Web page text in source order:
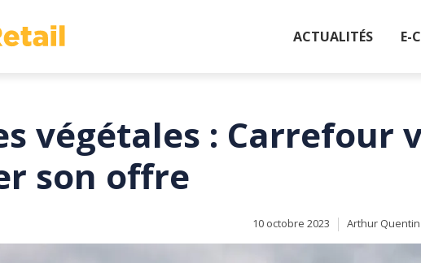
ACTUALITÉS E-
végétales : Carrefour
son offre
10 octobre 2023 Arthur Quentin